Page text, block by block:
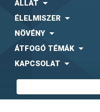
ÁLLAT
ÉLELMISZER
NÖVÉNY
ÁTFOGÓ TÉMÁK
KAPCSOLAT